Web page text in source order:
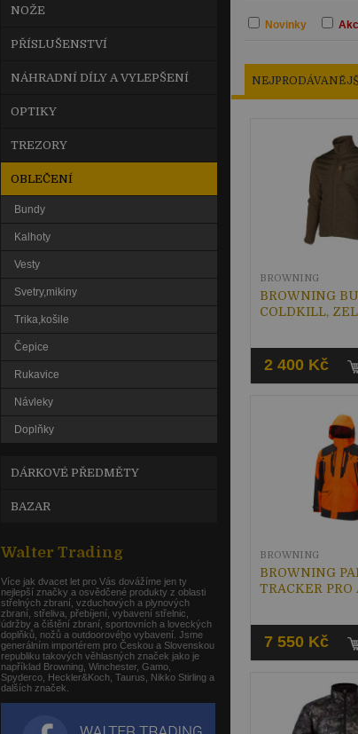
Novinky
BROWNING
COLDKILL,
BROWNING
2 400 Kč
BROWNING
TRACKER PRO
BROWNING
7 550 Kč
NOŽE
PŘÍSLUŠENSTVÍ
NÁHRADNÍ DÍLY A VYLEPŠENÍ
OPTIKY
TREZORY
OBLEČENÍ
Bundy
Kalhoty
Vesty
Svetry,mikiny
Trika,košile
Čepice
Rukavice
Návleky
Doplňky
DÁRKOVÉ PŘEDMĚTY
BAZAR
Walter Trading
Více jak dvacet let pro Vás dovážíme jen ty
nejlepší značky a osvědčené produkty z oblasti
střelných zbraní, vzduchových a plynových
zbraní, střeliva, přebíjení, vybavení střelnic,
údržby a čištění zbraní, sportovních a loveckých
doplňků, nožů a outdoorového vybavení. Jsme
generálním importérem pro Českou a Slovenskou
republiku takových věhlasných značek jako je
například Browning, Winchester, Gamo,
Spyderco, Heckler&Koch, Taurus, Nikko Stirling a
dalších značek.